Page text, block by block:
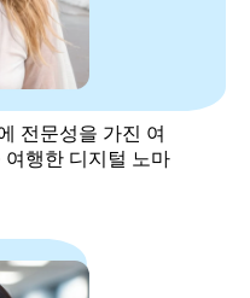
전문성을 가진 여
여행한 디지털 노마